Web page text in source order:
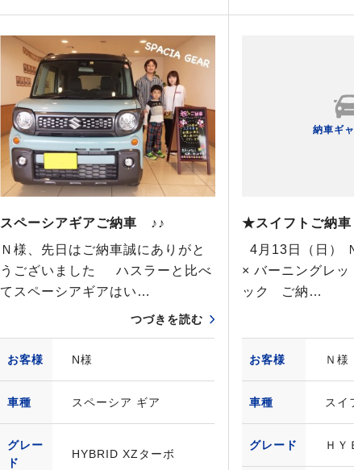
スペーシアギアご納車 ♪♪
Ｎ様、先日はご納車誠にありがと
うございました ハスラーと比べ
てスペーシアギアはい…
つづきを読む
お客様 N様
車種 スペーシア ギア
グレー
ド
HYBRID XZターボ
納車ギ
★スイフトご納
4月13日（日）
× バーニングレッ
ック ご納…
お客様 Ｎ様
車種 スイ
グレード Ｈ